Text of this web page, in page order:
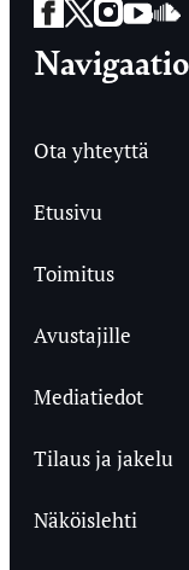
Facebook
Twitter
Navigaatio
Ota yhteyttä
Etusivu
Toimitus
Avustajille
Mediatiedot
Tilaus ja jakelu
Näköislehti